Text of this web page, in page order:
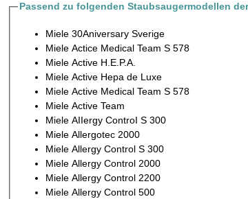
Passend zu folgenden Staubsaugermodellen
Miele 30Aniversary Sverige
Miele Actice Medical Team S 578
Miele Active H.E.P.A.
Miele Active Hepa de Luxe
Miele Active Medical Team S 578
Miele Active Team
Miele AIIergy ControI S 300
Miele Allergotec 2000
Miele Allergy Control S 300
Miele Allergy Control 2000
Miele Allergy Control 2200
Miele Allergy Control 500